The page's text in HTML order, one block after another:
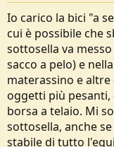
Io carico la bici "a
cui è possibile che
sottosella va
sacco a pelo) e
materassino e altre
oggetti più
borsa a telaio. Mi
sottosella, anche
stabile di tutto